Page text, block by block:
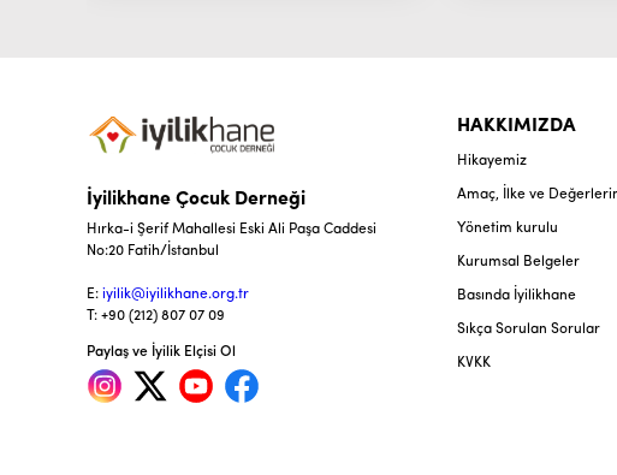
İyilikhane Çocuk Derneği
Hırka-i Şerif Mahallesi Eski Ali Paşa Caddesi
No:20 Fatih/İstanbul
E: iyilik@iyilikhane.org.tr
T: +90 (212) 807 07 09
Paylaş ve İyilik Elçisi Ol
HAKKIMIZDA
Hikayemiz
Amaç, İlke ve
Yönetim kurulu
Kurumsal Belgeler
Basında İyilikhane
Sıkça Sorulan Sorular
KVKK